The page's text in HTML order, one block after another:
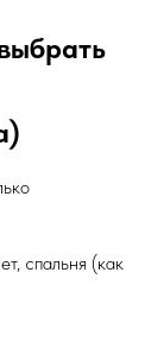
спальня (как